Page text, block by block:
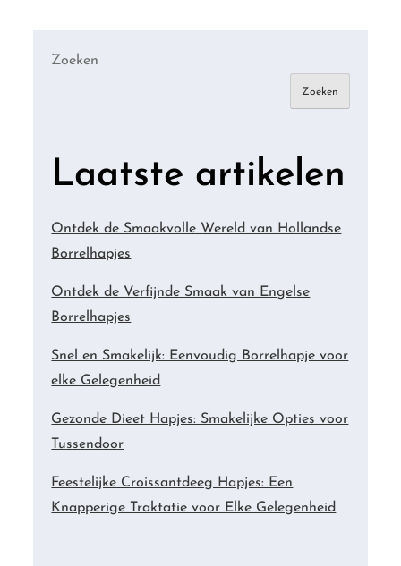
Zoeken
Zoeken
Laatste artikelen
Ontdek de Smaakvolle Wereld van Hollandse
Borrelhapjes
Ontdek de Verfijnde Smaak van Engelse
Borrelhapjes
Snel en Smakelijk: Eenvoudig Borrelhapje voor
elke Gelegenheid
Gezonde Dieet Hapjes: Smakelijke Opties voor
Tussendoor
Feestelijke Croissantdeeg Hapjes: Een
Knapperige Traktatie voor Elke Gelegenheid